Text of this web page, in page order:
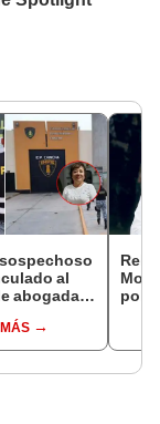
al
abogada